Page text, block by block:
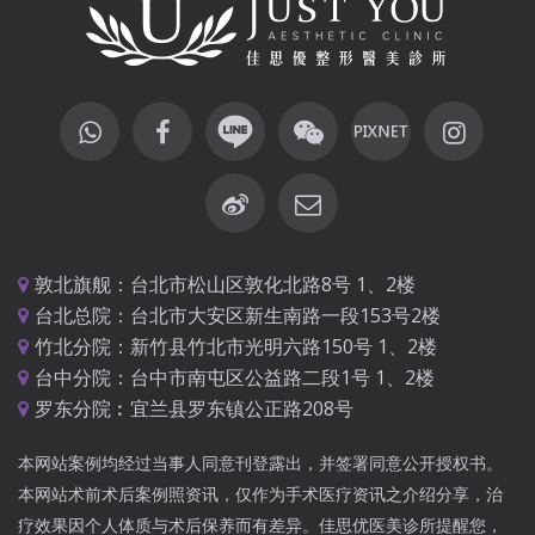
敦北旗舰：台北市松山区敦化北路8号 1、2楼
台北总院：台北市大安区新生南路一段153号2楼
竹北分院：新竹县竹北市光明六路150号 1、2楼
台中分院：台中市南屯区公益路二段1号 1、2楼
罗东分院︰宜兰县罗东镇公正路208号
本网站案例均经过当事人同意刊登露出，并签署同意公开授权书。
本网站术前术后案例照资讯，仅作为手术医疗资讯之介绍分享，治
疗效果因个人体质与术后保养而有差异。佳思优医美诊所提醒您，